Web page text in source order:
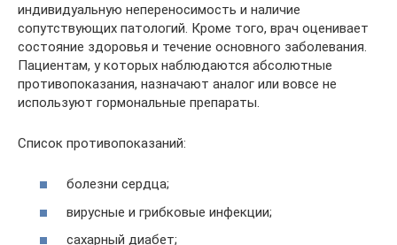
индивидуальную непереносимость и наличие
сопутствующих патологий. Кроме того, врач оценивает
состояние здоровья и течение основного заболевания.
Пациентам, у которых наблюдаются абсолютные
противопоказания, назначают аналог или вовсе не
используют гормональные препараты.
Список противопоказаний:
болезни сердца;
вирусные и грибковые инфекции;
сахарный диабет;